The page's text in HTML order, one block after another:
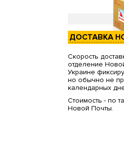
ДОСТАВКА
Скорость
отделение
Украине
но обычно не
календарных
Стоимость - по
Новой Почты.